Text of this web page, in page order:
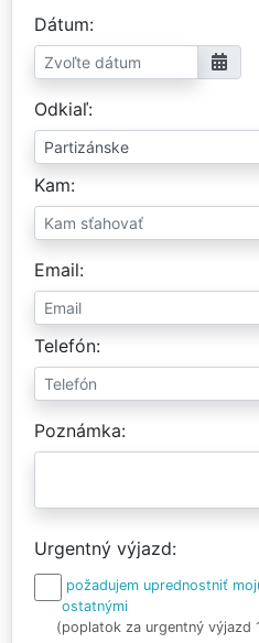
Dátum
Odkiaľ
Kam
Email
Telefón
Poznámka
Urgentný výjazd
požadujem uprednostniť
ostatnými
(poplatok za urgentný výjazd